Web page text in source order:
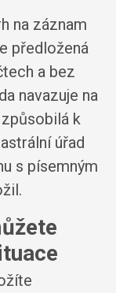
na záznam
předložená
a bez
navazuje na
k
úřad
s písemným